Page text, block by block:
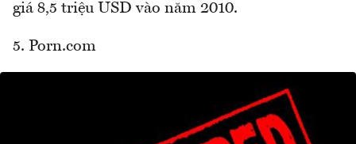
giá 8,5 triệu USD vào năm 2010.
5. Porn.com